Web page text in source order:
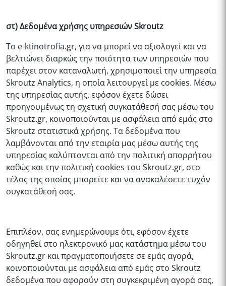
στ) Δεδομένα χρήσης υπηρεσιών Skroutz
Το e-ktinotrofia.gr, για να μπορεί να αξιολογεί και να
βελτιώνει διαρκώς την ποιότητα των υπηρεσιών που
παρέχει στον καταναλωτή, χρησιμοποιεί την υπηρεσία
Skroutz Analytics, η οποία λειτουργεί με cookies. Μέσω
της υπηρεσίας αυτής, εφόσον έχετε δώσει
προηγουμένως τη σχετική συγκατάθεσή σας μέσω του
Skroutz.gr, κοινοποιούνται με ασφάλεια από εμάς στο
Skroutz στατιστικά χρήσης. Τα δεδομένα που
λαμβάνονται από την εταιρία μας μέσω αυτής της
υπηρεσίας καλύπτονται από την πολιτική απορρήτου
καθώς και την πολιτική cookies του Skroutz.gr, στο
τέλος της οποίας μπορείτε και να ανακαλέσετε τυχόν
συγκατάθεσή σας.
Επιπλέον, σας ενημερώνουμε ότι, εφόσον έχετε
οδηγηθεί στο ηλεκτρονικό μας κατάστημα μέσω του
Skroutz.gr και πραγματοποιήσετε σε εμάς αγορά,
κοινοποιούνται με ασφάλεια από εμάς στο Skroutz
δεδομένα που αφορούν στη συγκεκριμένη αγορά σας,